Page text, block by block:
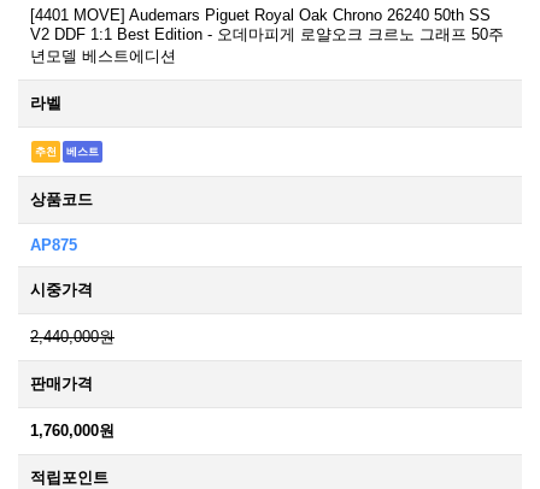
[4401 MOVE] Audemars Piguet Royal Oak Chrono 26240 50th SS
V2 DDF 1:1 Best Edition - 오데마피게 로얄오크 크르노 그래프 50주
년모델 베스트에디션
라벨
추천 베스트
상품코드
AP875
시중가격
2,440,000원
판매가격
1,760,000원
적립포인트